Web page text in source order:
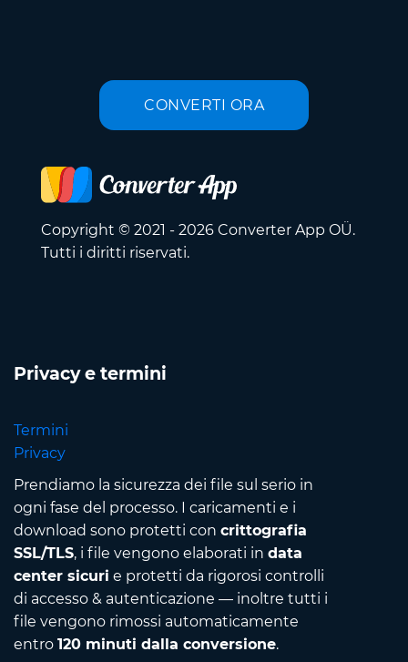
CONVERTI ORA
Copyright © 2021 - 2026 Converter App OÜ.
Tutti i diritti riservati.
Privacy e termini
Termini
Privacy
Prendiamo la sicurezza dei file sul serio in
ogni fase del processo. I caricamenti e i
download sono protetti con crittografia
SSL/TLS, i file vengono elaborati in data
center sicuri e protetti da rigorosi controlli
di accesso & autenticazione — inoltre tutti i
file vengono rimossi automaticamente
entro 120 minuti dalla conversione.